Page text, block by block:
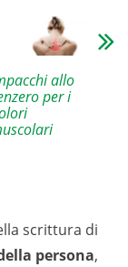
allo
per i
scrittura di
persona,